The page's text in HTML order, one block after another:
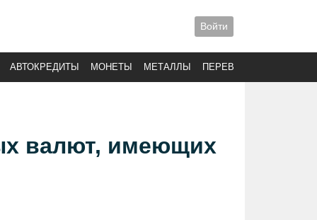
Войти
АВТОКРЕДИТЫ МОНЕТЫ МЕТАЛЛЫ ПЕРЕВОДЫ
валют, имеющих